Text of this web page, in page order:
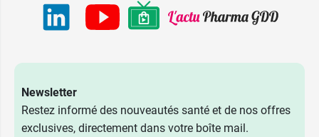
Newsletter
Restez informé des nouveautés santé et de nos offres
exclusives, directement dans votre boîte mail.